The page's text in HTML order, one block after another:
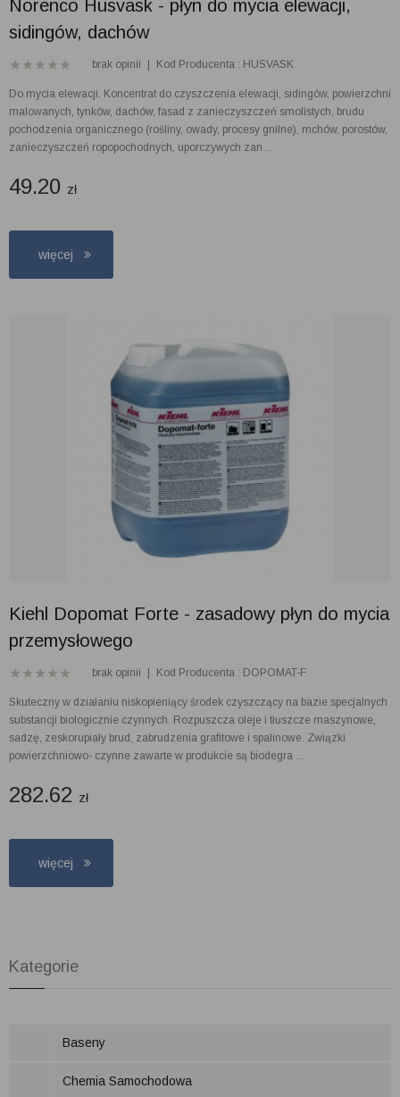
Norenco Husvask - płyn do mycia elewacji,
sidingów, dachów
brak opinii Kod Producenta : HUSVASK
Do mycia elewacji. Koncentrat do czyszczenia elewacji, sidingów, powierzchni
malowanych, tynków, dachów, fasad z zanieczyszczeń smolistych, brudu
pochodzenia organicznego (rośliny, owady, procesy gnilne), mchów, porostów,
zanieczyszczeń ropopochodnych, uporczywych zan ...
49.20 zł
więcej
Kiehl Dopomat Forte - zasadowy płyn do mycia
przemysłowego
brak opinii Kod Producenta : DOPOMAT-F
Skuteczny w działaniu niskopieniący środek czyszczący na bazie specjalnych
substancji biologicznie czynnych. Rozpuszcza oleje i tłuszcze maszynowe,
sadzę, zeskorupiały brud, zabrudzenia grafitowe i spalinowe. Związki
powierzchniowo- czynne zawarte w produkcie są biodegra ...
282.62 zł
więcej
Kategorie
Baseny
Chemia Samochodowa